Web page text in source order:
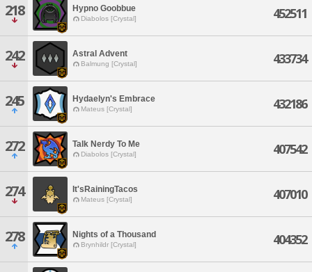
218 Hypno Goobbue
Diabolos [Crystal] 452511
242 Astral Advent
Balmung [Crystal] 433734
245 Hydaelyn's Embrace
Mateus [Crystal] 432186
272 Talk Nerdy To Me
Diabolos [Crystal] 407542
274 It'sRainingTacos
Mateus [Crystal] 407010
278 Nights of a Thousand
Brynhildr [Crystal] 404352